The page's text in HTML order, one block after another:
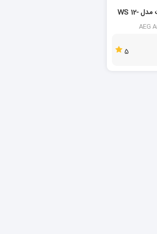
مینی فرز آاگ 1200 وات مدل WS 12-
AEG
5